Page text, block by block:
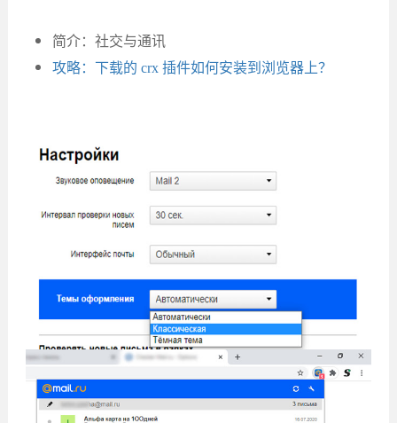
简介：社交与通讯
攻略：下载的 crx 插件如何安装到浏览器上？